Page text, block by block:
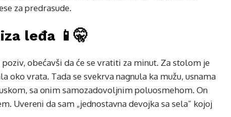
za predrasude.
leđa 📱🤫
obećavši da će se vratiti za minut. Za stolom je
oko vrata. Tada se svekrva nagnula ka mužu, usnama
sa onim samozadovoljnim poluosmehom. On
Uvereni da sam „jednostavna devojka sa sela” kojoj